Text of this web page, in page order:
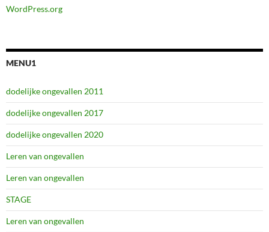
WordPress.org
MENU1
dodelijke ongevallen 2011
dodelijke ongevallen 2017
dodelijke ongevallen 2020
Leren van ongevallen
Leren van ongevallen
STAGE
Leren van ongevallen